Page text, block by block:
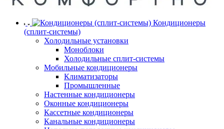
Кондиционеры
(сплит-системы)
Холодильные установки
Моноблоки
Холодильные сплит-системы
Мобильные кондиционеры
Климатизаторы
Промышленные
Настенные кондиционеры
Оконные кондиционеры
Кассетные кондиционеры
Канальные кондиционеры